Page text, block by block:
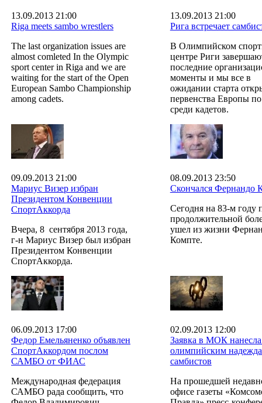
13.09.2013 21:00
Riga meets sambo wrestlers
The last organization issues are
almost comleted In the Olympic
sport center in Riga and we are
waiting for the start of the Open
European Sambo Championship
among cadets.
13.09.2013 21:00
Рига встречает
В Олимпийском
центре Риги
последние
моменты и мы все в
ожидании старта
первенства Европы
среди кадетов.
09.09.2013 21:00
Мариус Визер избран
Президентом Конвенции
СпортАккорда
Вчера, 8 сентября 2013 года,
г-н Мариус Визер был избран
Президентом Конвенции
СпортАккорда.
08.09.2013 23:50
Скончался Фернандо
Сегодня на 83-м году
продолжительной
ушел из жизни
Компте.
06.09.2013 17:00
Федор Емельяненко объявлен
СпортАккордом послом
САМБО от ФИАС
Международная федерация
САМБО рада сообщить, что
02.09.2013 12:00
Заявка в МОК нанесла
олимпийским
самбистов
На прошедшей
офисе газеты